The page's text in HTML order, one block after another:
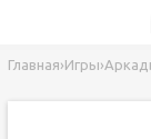
Главная›Игры›